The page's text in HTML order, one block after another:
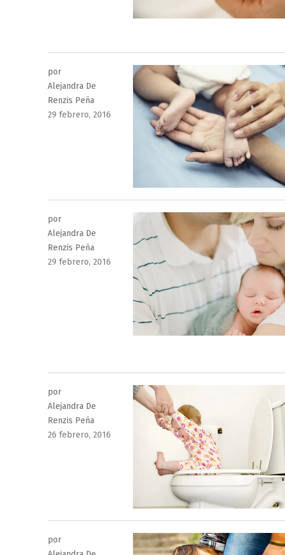
por
Alejandra De
Renzis Peña
Publicado
29 febrero, 2016
por
Alejandra De
Renzis Peña
Publicado
29 febrero, 2016
por
Alejandra De
Renzis Peña
Publicado
26 febrero, 2016
por